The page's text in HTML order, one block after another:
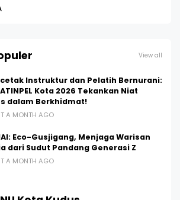
View all
Instruktur dan Pelatih Bernurani:
Kota 2026 Tekankan Niat
dalam Berkhidmat!
A MONTH AGO
Eco-Gusjigang, Menjaga Warisan
dari Sudut Pandang Generasi Z
A MONTH AGO